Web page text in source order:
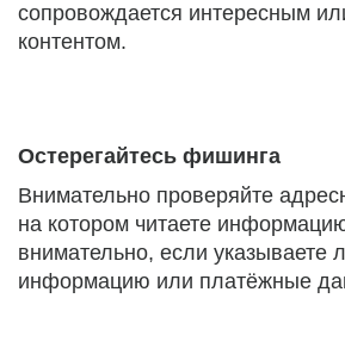
сопровождается интересным
контентом.
Остерегайтесь фишинга
Внимательно проверяйте
на котором читаете
внимательно, если указываете
информацию или платёжные